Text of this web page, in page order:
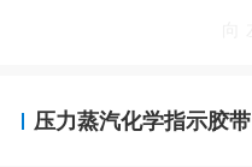
压力蒸汽化学指示胶带